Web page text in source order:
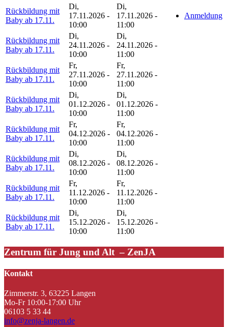
Rückbildung mit
Baby ab 17.11.
Di,
17.11.2026 -
10:00
Di,
17.11.2026 -
11:00
Anmeldung
Rückbildung mit
Baby ab 17.11.
Di,
24.11.2026 -
10:00
Di,
24.11.2026 -
11:00
Rückbildung mit
Baby ab 17.11.
Fr,
27.11.2026 -
10:00
Fr,
27.11.2026 -
11:00
Rückbildung mit
Baby ab 17.11.
Di,
01.12.2026 -
10:00
Di,
01.12.2026 -
11:00
Rückbildung mit
Baby ab 17.11.
Fr,
04.12.2026 -
10:00
Fr,
04.12.2026 -
11:00
Rückbildung mit
Baby ab 17.11.
Di,
08.12.2026 -
10:00
Di,
08.12.2026 -
11:00
Rückbildung mit
Baby ab 17.11.
Fr,
11.12.2026 -
10:00
Fr,
11.12.2026 -
11:00
Rückbildung mit
Baby ab 17.11.
Di,
15.12.2026 -
10:00
Di,
15.12.2026 -
11:00
Zentrum für Jung und Alt – ZenJA
Kontakt
Zimmerstr. 3, 63225 Langen
Mo-Fr 10:00-17:00 Uhr
06103 5 33 44
info@zenja-langen.de